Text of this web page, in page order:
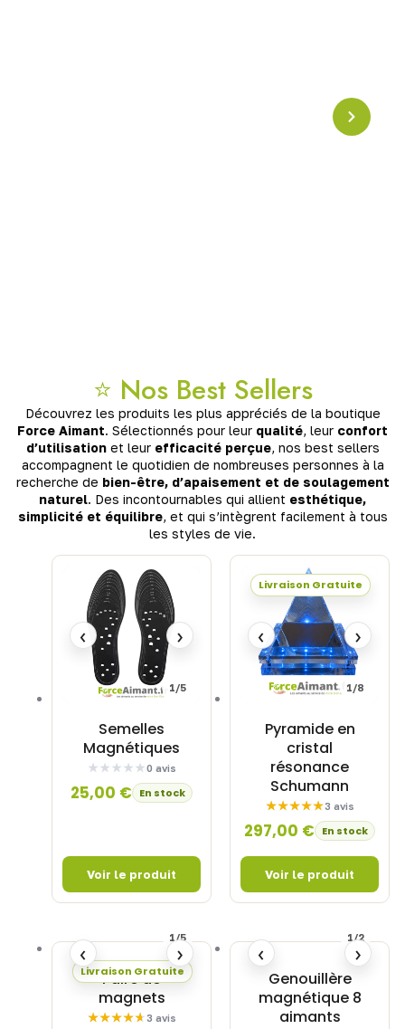
⭐ Nos Best Sellers
Découvrez les produits les plus appréciés de la boutique
Force Aimant. Sélectionnés pour leur qualité, leur confort
d’utilisationet leur efficacité perçue, nos best sellers
accompagnent le quotidien de nombreuses personnes à la
recherche de bien-être, d’apaisement et de soulagement
naturel. Des incontournables qui allient esthétique,
simplicité et équilibre, et qui s’intègrent facilement à tous
les styles de vie.
Semelles
Magnétiques
0 avis
25,00 € En stock
‹ ›
1/5
Pyramide en
cristal
résonance
Schumann
3 avis
297,00 € En stock
Livraison Gratuite
‹ ›
1/8
Paire de
magnets
3 avis
Livraison Gratuite
‹ ›
1/5
Genouillère
magnétique 8
aimants
‹ ›
1/2